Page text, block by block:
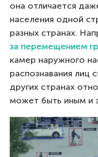
она отличается
населения одной
разных странах.
за перемещением
камер наружного
распознавания лиц
других странах
может быть иным и